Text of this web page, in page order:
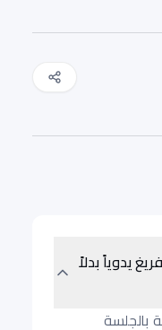
يدوياً بدلاً
بالجلسة